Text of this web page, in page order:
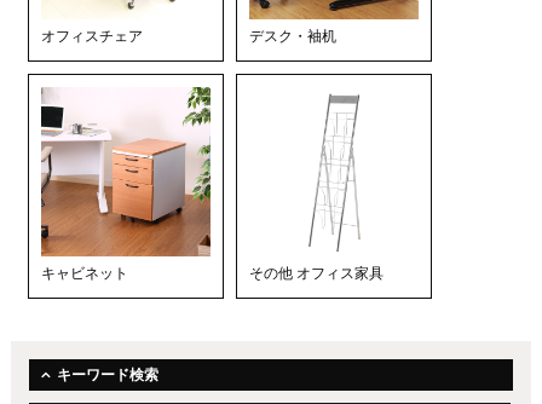
オフィスチェア デスク・袖机
キャビネット その他 オフィス家具
キーワード検索